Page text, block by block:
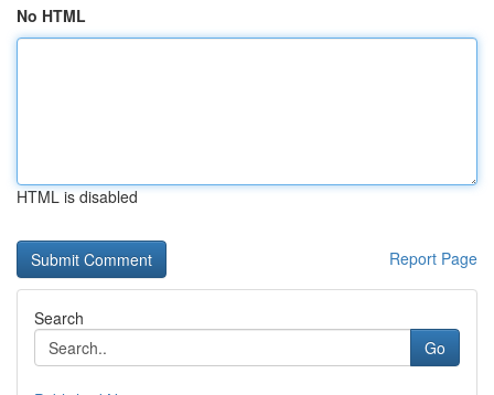
No HTML
HTML is disabled
Report Page
Search
Go